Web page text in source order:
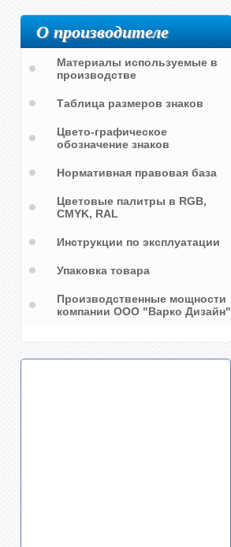
О производителе
Материалы используемые в
производстве
Таблица размеров знаков
Цвето-графическое
обозначение знаков
Нормативная правовая база
Цветовые палитры в RGB,
CMYK, RAL
Инструкции по эксплуатации
Упаковка товара
Производственные мощности
компании ООО "Варко Дизайн"